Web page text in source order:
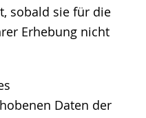
sobald sie für die
Erhebung nicht
Daten der